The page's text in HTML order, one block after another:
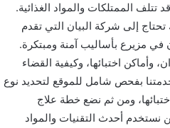
تتلف الممتلكات والمواد الغذائية.
إلى شركة البيان التي تقدم
في مزيرع بأساليب آمنة ومبتكرة.
وأماكن اختبائها، وكيفية القضاء
بفحص شامل للموقع لتحديد نوع
ومن ثم نضع خطة علاج
أحدث التقنيات والمواد